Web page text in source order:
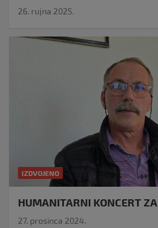
26. rujna 2025.
IZDVOJENO
HUMANITARNI KONCERT
27. prosinca 2024.